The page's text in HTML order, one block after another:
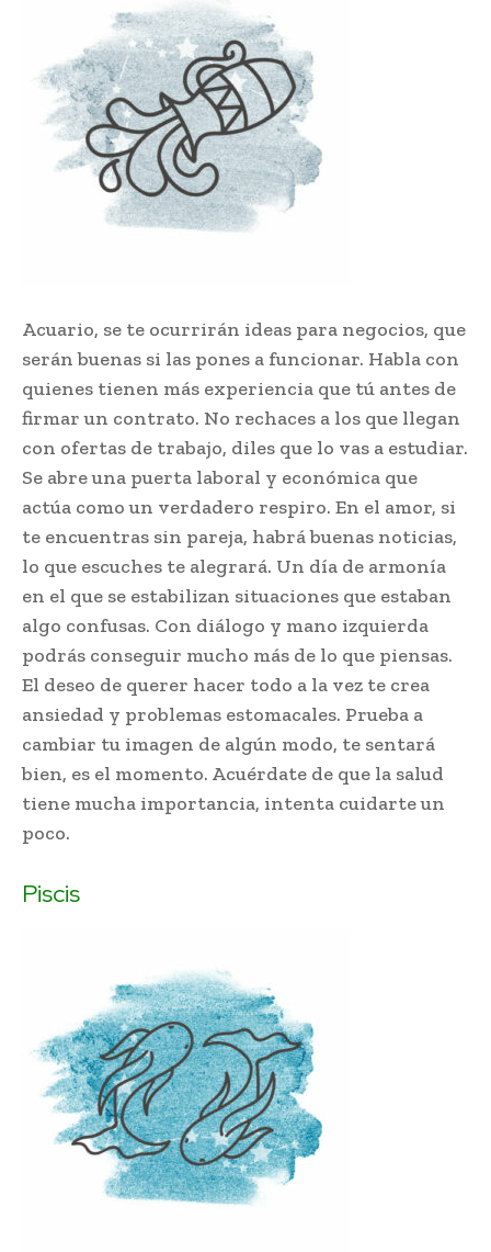
Acuario, se te ocurrirán ideas para negocios, que
serán buenas si las pones a funcionar. Habla con
quienes tienen más experiencia que tú antes de
firmar un contrato. No rechaces a los que llegan
con ofertas de trabajo, diles que lo vas a estudiar.
Se abre una puerta laboral y económica que
actúa como un verdadero respiro. En el amor, si
te encuentras sin pareja, habrá buenas noticias,
lo que escuches te alegrará. Un día de armonía
en el que se estabilizan situaciones que estaban
algo confusas. Con diálogo y mano izquierda
podrás conseguir mucho más de lo que piensas.
El deseo de querer hacer todo a la vez te crea
ansiedad y problemas estomacales. Prueba a
cambiar tu imagen de algún modo, te sentará
bien, es el momento. Acuérdate de que la salud
tiene mucha importancia, intenta cuidarte un
poco.
Piscis